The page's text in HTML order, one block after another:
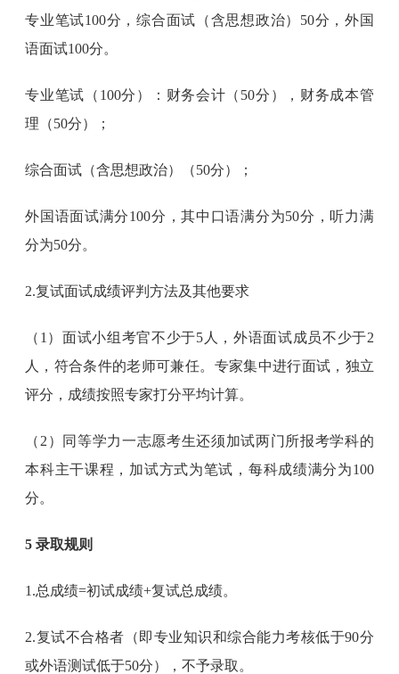
专业笔试100分，综合面试（含思想政治）50分，外国
语面试100分。
专业笔试（100分）：财务会计（50分），财务成本管
理（50分）；
综合面试（含思想政治）（50分）；
外国语面试满分100分，其中口语满分为50分，听力满
分为50分。
2.复试面试成绩评判方法及其他要求
（1）面试小组考官不少于5人，外语面试成员不少于2
人，符合条件的老师可兼任。专家集中进行面试，独立
评分，成绩按照专家打分平均计算。
（2）同等学力一志愿考生还须加试两门所报考学科的
本科主干课程，加试方式为笔试，每科成绩满分为100
分。
5 录取规则
1.总成绩=初试成绩+复试总成绩。
2.复试不合格者（即专业知识和综合能力考核低于90分
或外语测试低于50分），不予录取。